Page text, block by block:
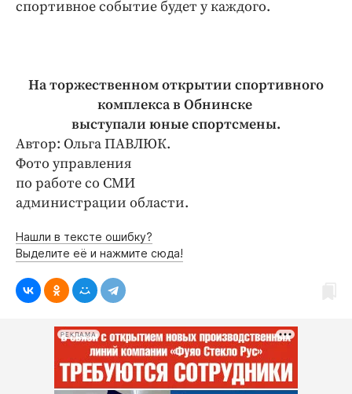
спортивное событие будет у каждого.
На торжественном открытии спортивного
комплекса в Обнинске
выступали юные спортсмены.
Автор: Ольга ПАВЛЮК.
Фото управления
по работе со СМИ
администрации области.
Нашли в тексте ошибку?
Выделите её и нажмите сюда!
РЕКЛАМА